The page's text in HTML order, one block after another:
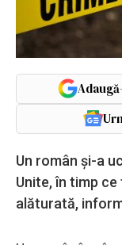
Un român şi-a
Unite, în timp
alăturată,